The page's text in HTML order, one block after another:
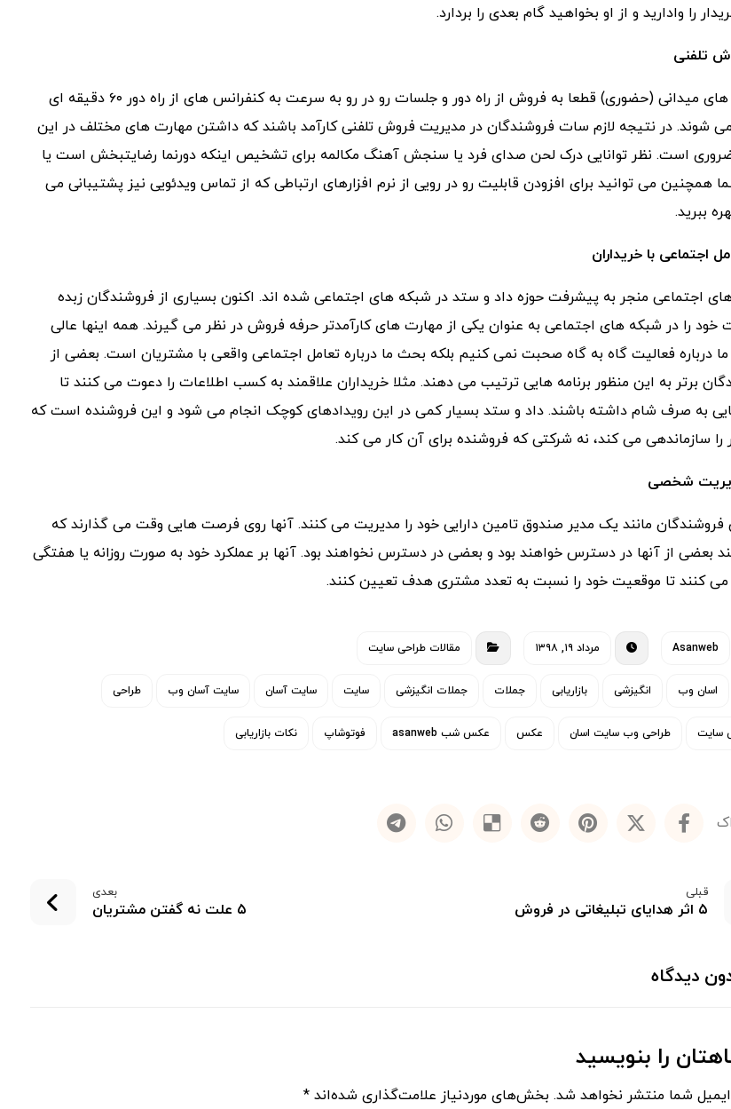
را وادارید و از او بخواهید گام بعدی را بردارد.
فروش های میدانی (حضوری) قطعا به فروش از راه دور و جلسات رو در رو به سرعت به کنفرانس های از راه دور ۶۰ دقیقه ای
شوند. در نتیجه لازم سات فروشندگان در مدیریت فروش تلفنی کارآمد باشند که داشتن مهارت های مختلف در این
است. نظر توانایی درک لحن صدای فرد یا سنجش آهنگ مکالمه برای تشخیص اینکه دورنما رضایتبخش است یا
همچنین می توانید برای افزودن قابلیت رو در رویی از نرم افزارهای ارتباطی که از تماس ویدئویی نیز پشتیبانی می
ببرید.
اجتماعی منجر به پیشرفت حوزه داد و ستد در شبکه های اجتماعی شده اند. اکنون بسیاری از فروشندگان زبده
خود را در شبکه های اجتماعی به عنوان یکی از مهارت های کارآمدتر حرفه فروش در نظر می گیرند. همه اینها عالی
ما درباره فعالیت گاه به گاه صحبت نمی کنیم بلکه بحث ما درباره تعامل اجتماعی واقعی با مشتریان است. بعضی از
برتر به این منظور برنامه هایی ترتیب می دهند. مثلا خریداران علاقمند به کسب اطلاعات را دعوت می کنند تا
به صرف شام داشته باشند. داد و ستد بسیار کمی در این رویدادهای کوچک انجام می شود و این فروشنده است که
را سازماندهی می کند، نه شرکتی که فروشنده برای آن کار می کند.
فروشندگان مانند یک مدیر صندوق تامین دارایی خود را مدیریت می کنند. آنها روی فرصت هایی وقت می گذارند که
بعضی از آنها در دسترس خواهند بود و بعضی در دسترس نخواهند بود. آنها بر عملکرد خود به صورت روزانه یا هفتگی
کنند تا موقعیت خود را نسبت به تعدد مشتری هدف تعیین کنند.
Asanweb مرداد ۱۹, ۱۳۹۸ مقالات طراحی سایت
اسان وب انگیزشی بازاریابی جملات جملات انگیزشی سایت سایت آسان سایت آسان وب طراحی
سایت طراحی وب سایت اسان عکس عکس شب asanweb فوتوشاپ نکات بازاریابی
قبلی
۵ اثر هدایای تبلیغاتی در فروش
بعدی
۵ علت نه گفتن مشتریان
دیدگاه
را بنویسید
شما منتشر نخواهد شد. بخش‌های موردنیاز علامت‌گذاری شده‌اند*